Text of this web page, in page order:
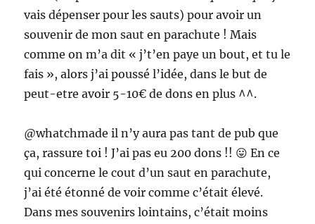
vais dépenser pour les sauts) pour avoir un
souvenir de mon saut en parachute ! Mais
comme on m’a dit « j’t’en paye un bout, et tu le
fais », alors j’ai poussé l’idée, dans le but de
peut-etre avoir 5-10€ de dons en plus ^^.
@whatchmade il n’y aura pas tant de pub que
ça, rassure toi ! J’ai pas eu 200 dons !! 😛 En ce
qui concerne le cout d’un saut en parachute,
j’ai été étonné de voir comme c’était élevé.
Dans mes souvenirs lointains, c’était moins